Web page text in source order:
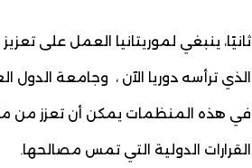
ثانيًا، ينبغي لموريتانيا العمل على
في هذه المنظمات يمكن أن تعزز من
القرارات الدولية التي تمس مصالحها.